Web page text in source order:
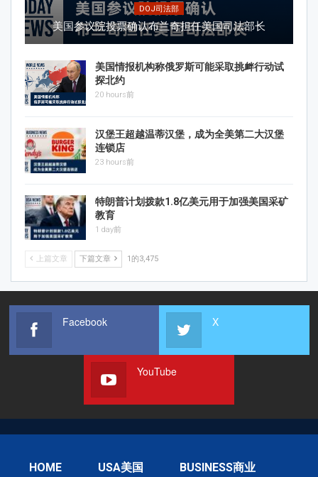
DOJ司法部
美国参议院投票确认布兰奇担任美国司法部长
美国情报机构称俄罗斯可能采取挑衅行动试
探北约
20 hours前
汉堡王超越温蒂汉堡，成为全美第二大汉堡
连锁店
23 hours前
特朗普计划拨款1.8亿美元用于加强美国采矿
教育
1 day前
上篇文章 下篇文章 1的3,475
Facebook X
YouTube
HOME USA美国 BUSINESS商业